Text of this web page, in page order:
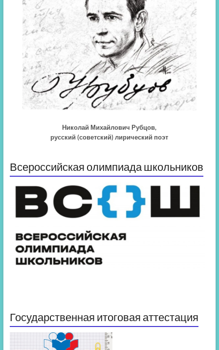
Николай Михайлович Рубцов,
русский (советский) лирический поэт
Всероссийская олимпиада школьников
Государственная итоговая аттестация